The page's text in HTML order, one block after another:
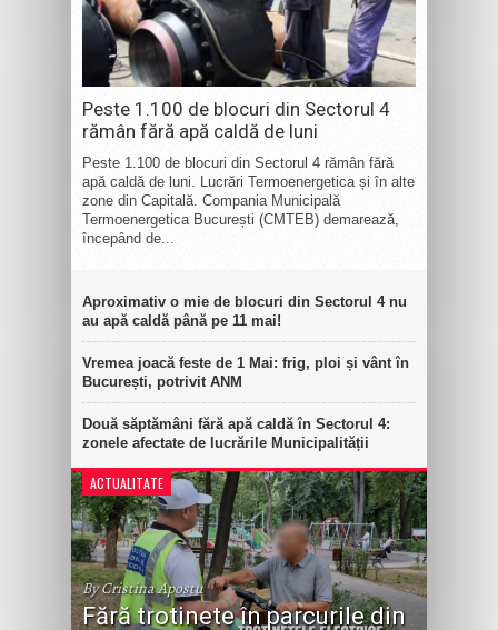
Peste 1.100 de blocuri din Sectorul 4
rămân fără apă caldă de luni
Peste 1.100 de blocuri din Sectorul 4 rămân fără
apă caldă de luni. Lucrări Termoenergetica și în alte
zone din Capitală. Compania Municipală
Termoenergetica București (CMTEB) demarează,
începând de...
Aproximativ o mie de blocuri din Sectorul 4 nu
au apă caldă până pe 11 mai!
Vremea joacă feste de 1 Mai: frig, ploi și vânt în
București, potrivit ANM
Două săptămâni fără apă caldă în Sectorul 4:
zonele afectate de lucrările Municipalității
ACTUALITATE
By Cristina Apostu
Fără trotinete în parcurile din